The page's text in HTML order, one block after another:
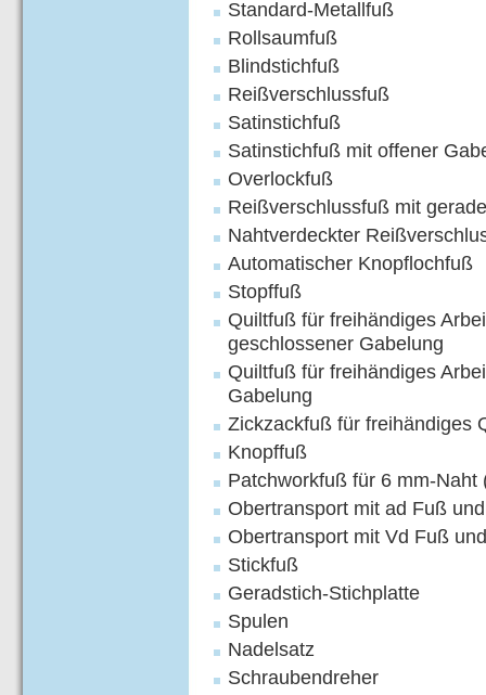
Standard-Metallfuß
Rollsaumfuß
Blindstichfuß
Reißverschlussfuß
Satinstichfuß
Satinstichfuß mit offener
Overlockfuß
Reißverschlussfuß mit
Nahtverdeckter
Automatischer Knopflochfuß
Stopffuß
Quiltfuß für freihändiges
geschlossener Gabelung
Quiltfuß für freihändiges
Gabelung
Zickzackfuß für freihändiges
Knopffuß
Patchworkfuß für 6 mm-Naht
Obertransport mit ad Fuß
Obertransport mit Vd Fuß
Stickfuß
Geradstich-Stichplatte
Spulen
Nadelsatz
Schraubendreher